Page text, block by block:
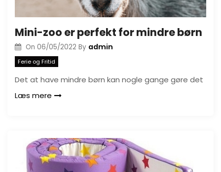
Mini-zoo er perfekt for mindre børn
On 06/05/2022 By admin
Ferie og Fritid
Det at have mindre børn kan nogle gange gøre det
Læs mere